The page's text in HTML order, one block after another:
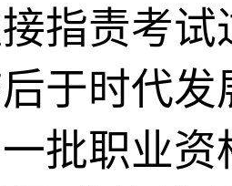
指责考
于时代
批职业